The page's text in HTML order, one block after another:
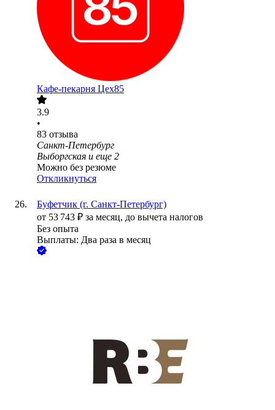
Кафе-пекарня Цех85
3.9
•
83 отзыва
Санкт-Петербург
Выборгская и еще 2
Можно без резюме
Откликнуться
Буфетчик (г. Санкт-Петербург)
от 53 743 ₽ за месяц, до вычета налогов
Без опыта
Выплаты: Два раза в месяц